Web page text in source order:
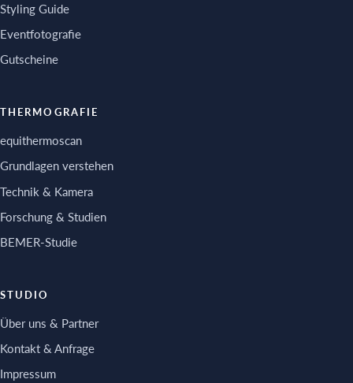
Styling Guide
Eventfotografie
Gutscheine
THERMOGRAFIE
equithermoscan
Grundlagen verstehen
Technik & Kamera
Forschung & Studien
BEMER-Studie
STUDIO
Über uns & Partner
Kontakt & Anfrage
Impressum